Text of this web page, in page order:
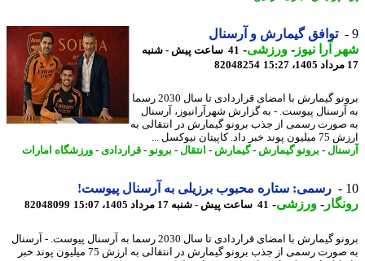
توافق گیمارش و آرسنال
آرا نیوز-ورزشی-
41 ساعت پیش - شنبه
82048254
برونو گیمارش با امضای قراردادی تا سال 2030 رسما
پیوست. - به گزارش شهرآرانیوز، آرسنال
رسمی از جذب برونو گیمارش در انتقالی به
داد. کاپیتان نیوکسل ...
-برونو گیمارش-گیمارش-انتقال-برونو-قراردادی-ورزشگاه امارات
رسمی: ستاره محبوب برزیلی به آرسنال پیوست!
-ورزشی-41 ساعت پیش - شنبه 17 مرداد 1405، 15:07 82048099
برونو گیمارش با امضای قراردادی تا سال 2030 رسما به آرسنال پیوست. - آرسنال
به صورت رسمی از جذب برونو گیمارش در انتقالی به ارزش 75 میلیون پوند خبر